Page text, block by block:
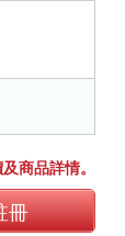
商品詳情。
冊